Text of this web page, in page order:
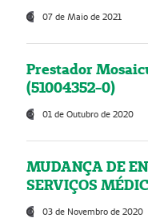
07 de Maio de 2021
Prestador
(51004352-0)
01 de Outubro de 2020
MUDANÇA DE
SERVIÇOS
03 de Novembro de 2020